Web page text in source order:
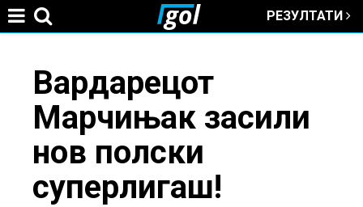
РЕЗУЛТАТИ
here
Вардарецот
Марчињак засили
нов полски
суперлигаш!